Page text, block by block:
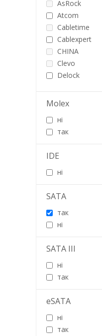
AsRock
Atcom
Cabletime
Cablexpert
CHINA
Clevo
Delock
Dynamode
EXTRADIGITAL
Gembird
Gemix
Goobay
Gutbay
Hypernet
Kingda
UGREEN
Value
Veggieg
Vention
Vinga
VOLTRONIC
Molex
ні
так
IDE
ні
SATA
так
ні
SATA III
ні
так
eSATA
ні
так